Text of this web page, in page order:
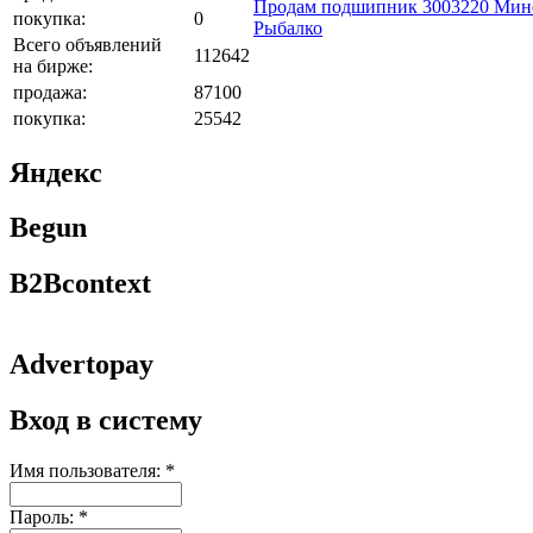
покупка:
0
Всего объявлений
на бирже:
112642
продажа:
87100
покупка:
25542
Яндекс
Begun
B2Bcontext
Advertopay
Вход в систему
Имя пользователя: *
Пароль: *
Продам подшипник 3003220
Рыбалко